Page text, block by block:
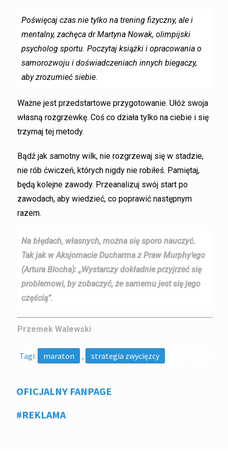
Poświęcaj czas nie tylko na trening fizyczny, ale i
mentalny, zachęca dr Martyna Nowak, olimpijski
psycholog sportu. Poczytaj książki i opracowania o
samorozwoju i doświadczeniach innych biegaczy,
aby zrozumieć siebie.
Ważne jest przedstartowe przygotowanie. Ułóż swoja
własną rozgrzewkę. Coś co działa tylko na ciebie i się
trzymaj tej metody.
Bądź jak samotny wilk, nie rozgrzewaj się w stadzie,
nie rób ćwiczeń, których nigdy nie robiłeś. Pamiętaj,
będą kolejne zawody. Przeanalizuj swój start po
zawodach, aby wiedzieć, co poprawić następnym
razem.
Na błędach, własnych, można się sporo nauczyć.
Tak jak w Aksjomacie Ducharma z Praw Murphy’ego
(Artura Blocha): „Wystarczy dokładnie przyjrzeć się
problemowi, by zobaczyć, że samemu jest się jego
częścią”.
Przemek Walewski
Tagi: maraton , strategia zwycięzcy
OFICJALNY FANPAGE
#REKLAMA